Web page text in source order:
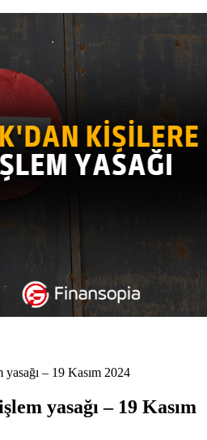
– 19 Kasım 2024
yasağı – 19 Kasım